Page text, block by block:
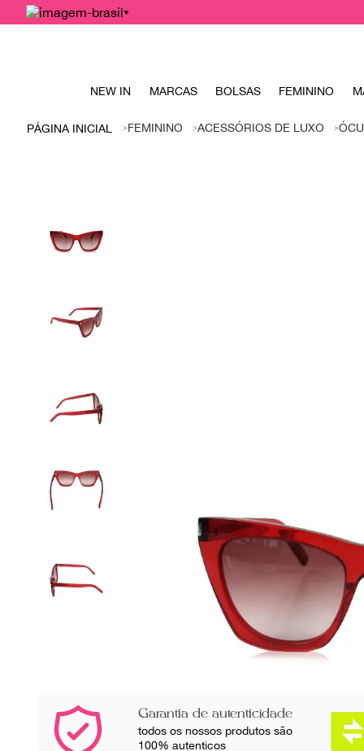
NEW IN MARCAS BOLSAS FEMININO
FEMININO ACESSÓRIOS DE LUXO
Garantia de autenticidade
todos os nossos produtos são
100% autenticos